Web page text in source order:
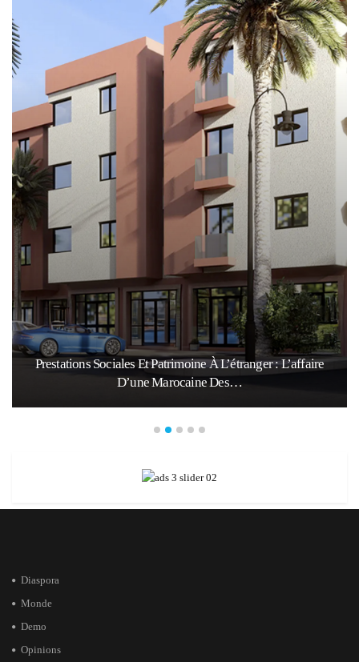
Prestations Sociales Et Patrimoine À L’étranger : L’affaire
D’une Marocaine Des…
Diaspora
Monde
Demo
Opinions